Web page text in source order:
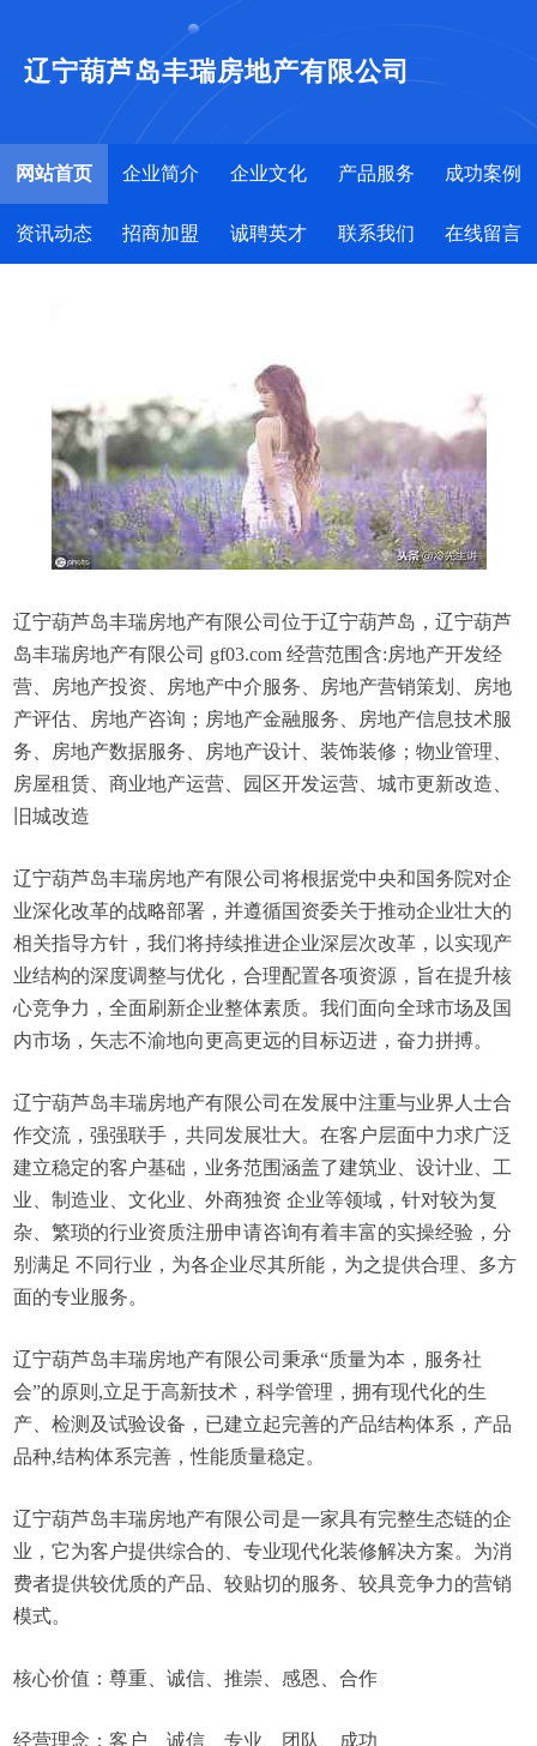
辽宁葫芦岛丰瑞房地产有限公司
网站首页 企业简介 企业文化 产品服务 成功案例
资讯动态 招商加盟 诚聘英才 联系我们 在线留言
辽宁葫芦岛丰瑞房地产有限公司位于辽宁葫芦岛，辽宁葫芦
岛丰瑞房地产有限公司 gf03.com 经营范围含:房地产开发经
营、房地产投资、房地产中介服务、房地产营销策划、房地
产评估、房地产咨询；房地产金融服务、房地产信息技术服
务、房地产数据服务、房地产设计、装饰装修；物业管理、
房屋租赁、商业地产运营、园区开发运营、城市更新改造、
旧城改造
辽宁葫芦岛丰瑞房地产有限公司将根据党中央和国务院对企
业深化改革的战略部署，并遵循国资委关于推动企业壮大的
相关指导方针，我们将持续推进企业深层次改革，以实现产
业结构的深度调整与优化，合理配置各项资源，旨在提升核
心竞争力，全面刷新企业整体素质。我们面向全球市场及国
内市场，矢志不渝地向更高更远的目标迈进，奋力拼搏。
辽宁葫芦岛丰瑞房地产有限公司在发展中注重与业界人士合
作交流，强强联手，共同发展壮大。在客户层面中力求广泛
建立稳定的客户基础，业务范围涵盖了建筑业、设计业、工
业、制造业、文化业、外商独资 企业等领域，针对较为复
杂、繁琐的行业资质注册申请咨询有着丰富的实操经验，分
别满足 不同行业，为各企业尽其所能，为之提供合理、多方
面的专业服务。
辽宁葫芦岛丰瑞房地产有限公司秉承“质量为本，服务社
会”的原则,立足于高新技术，科学管理，拥有现代化的生
产、检测及试验设备，已建立起完善的产品结构体系，产品
品种,结构体系完善，性能质量稳定。
辽宁葫芦岛丰瑞房地产有限公司是一家具有完整生态链的企
业，它为客户提供综合的、专业现代化装修解决方案。为消
费者提供较优质的产品、较贴切的服务、较具竞争力的营销
模式。
核心价值：尊重、诚信、推崇、感恩、合作
经营理念：客户、诚信、专业、团队、成功